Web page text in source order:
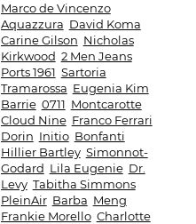
Marco de Vincenzo
Aquazzura David Koma
Carine Gilson Nicholas
Kirkwood 2 Men Jeans
Ports 1961 Sartoria
Tramarossa Eugenia Kim
Barrie 0711 Montcarotte
Cloud Nine Franco Ferrari
Dorin Initio Bonfanti
Hillier Bartley Simonnot-
Godard Lila Eugenie Dr.
Levy Tabitha Simmons
PleinAir Barba Meng
Frankie Morello Charlotte